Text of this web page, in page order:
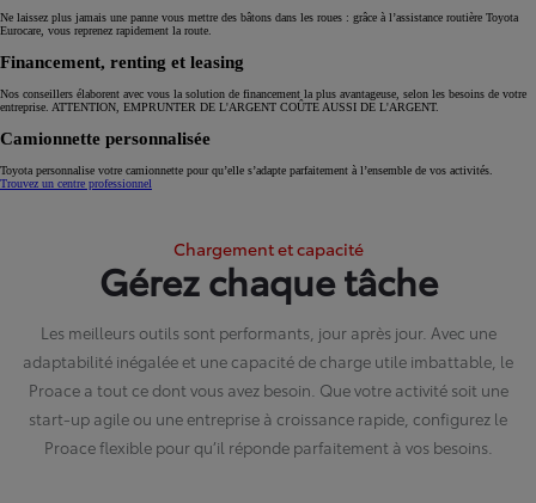
Ne laissez plus jamais une panne vous mettre des bâtons dans les roues : grâce à l’assistance routière Toyota
Eurocare, vous reprenez rapidement la route.
Financement, renting et leasing
Nos conseillers élaborent avec vous la solution de financement la plus avantageuse, selon les besoins de votre
entreprise. ATTENTION, EMPRUNTER DE L'ARGENT COÛTE AUSSI DE L'ARGENT.
Camionnette personnalisée
Toyota personnalise votre camionnette pour qu’elle s’adapte parfaitement à l’ensemble de vos activités.
Trouvez un centre professionnel
Chargement et capacité
Gérez chaque tâche
Les meilleurs outils sont performants, jour après jour. Avec une
adaptabilité inégalée et une capacité de charge utile imbattable, le
Proace a tout ce dont vous avez besoin. Que votre activité soit une
start-up agile ou une entreprise à croissance rapide, configurez le
Proace flexible pour qu’il réponde parfaitement à vos besoins.